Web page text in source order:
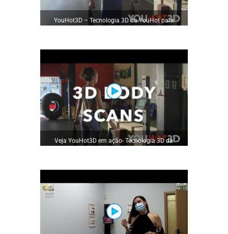
YouHot3D – Tecnologia 3D da YouHot para
Veja YouHot3D em ação- Tecnologia 3D da